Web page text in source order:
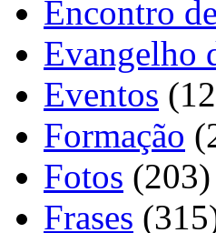
Encontro
Evangelho
Eventos
Formação
Fotos (203)
Frases